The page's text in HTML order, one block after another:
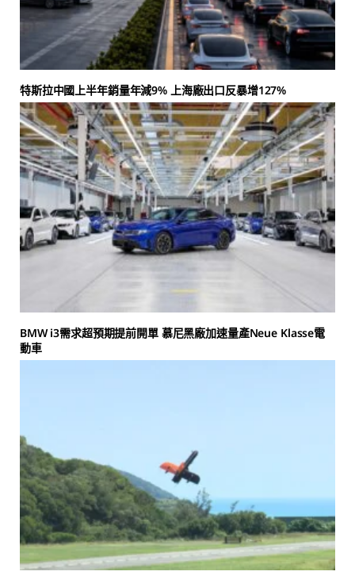
特斯拉中國上半年銷量年減9% 上海廠出口反暴增127%
BMW i3需求超預期提前開單 慕尼黑廠加速量產Neue Klasse電
動車